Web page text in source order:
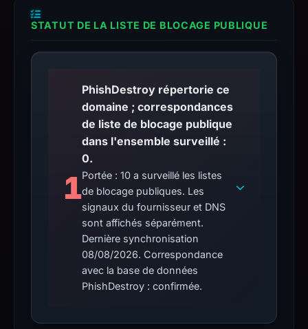
STATUT DE LA LISTE DE BLOCAGE PUBLIQUE
1
PhishDestroy répertorie ce
domaine ; correspondances
de liste de blocage publique
dans l'ensemble surveillé :
0.
Portée : 10 a surveillé les listes
de blocage publiques. Les
signaux du fournisseur et DNS
sont affichés séparément.
Dernière synchronisation
08/08/2026. Correspondance
avec la base de données
PhishDestroy : confirmée.